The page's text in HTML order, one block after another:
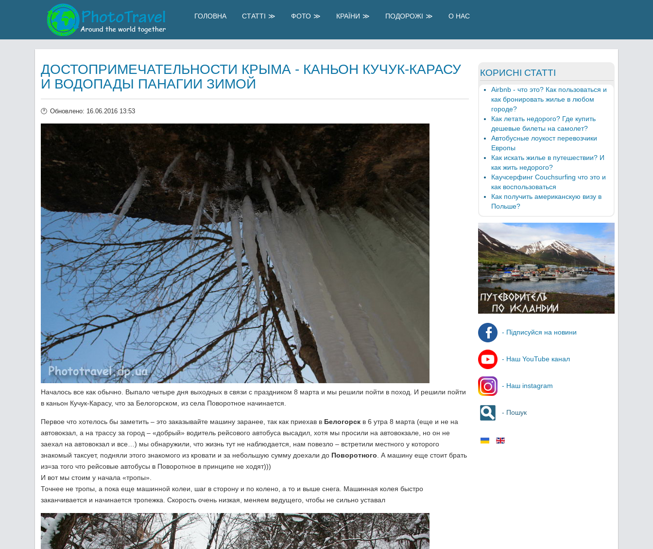
ГОЛОВНА СТАТТІ ФОТО КРАЇНИ ПОДОРОЖІ О НАС
ДОСТОПРИМЕЧАТЕЛЬНОСТИ КРЫМА - КАНЬОН КУЧУК-КАРАСУ
И ВОДОПАДЫ ПАНАГИИ ЗИМОЙ
Обновлено: 16.06.2016 13:53
Началось все как обычно. Выпало четыре дня выходных в связи с праздником 8 марта и мы решили пойти в поход. И решили пойти
в каньон Кучук-Карасу, что за Белогорском, из села Поворотное начинается.
Первое что хотелось бы заметить – это заказывайте машину заранее, так как приехав в Белогорск в 6 утра 8 марта (еще и не на
автовокзал, а на трассу за город – «добрый» водитель рейсового автобуса высадил, хотя мы просили на автовокзале, но он не
заехал на автовокзал и все…) мы обнаружили, что жизнь тут не наблюдается, нам повезло – встретили местного у которого
знакомый таксует, подняли этого знакомого из кровати и за небольшую сумму доехали до Поворотного . А машину еще стоит брать
из=за того что рейсовые автобусы в Поворотное в принципе не ходят)))
И вот мы стоим у начала «тропы».
Точнее не тропы, а пока еще машинной колеи, шаг в сторону и по колено, а то и выше снега. Машинная колея быстро
заканчивается и начинается тропежка. Скорость очень низкая, меняем ведущего, чтобы не сильно уставал
КОРИСНІ СТАТТІ
Airbnb - что это? Как пользоваться и
как бронировать жилье в любом
городе?
Как летать недорого? Где купить
дешевые билеты на самолет?
Автобусные лоукост перевозчики
Европы
Как искать жилье в путешествии? И
как жить недорого?
Каучсерфинг Couchsurfing что это и
как воспользоваться
Как получить американскую визу в
Польше?
- Підписуйся на новини
- Наш YouTube канал
- Наш instagram
- Пошук